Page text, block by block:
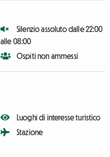
Silenzio assoluto dalle 22:00
alle 08:00
Ospiti non ammessi
Luoghi di interesse turistico
Stazione